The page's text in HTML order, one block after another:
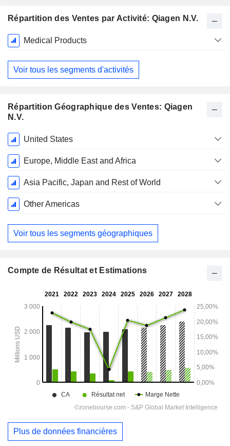
Répartition des Ventes par Activité: Qiagen N.V.
Période
Fiscale:
Décembre
Medical Products
Voir tous les segments d'activités
Répartition Géographique des Ventes: Qiagen
N.V.
Période
Fiscale:
Décembre
United States
Europe, Middle East and Africa
Asia Pacific, Japan and Rest of World
Other Americas
Voir tous les segments géographiques
Compte de Résultat et Estimations
Plus de données financières